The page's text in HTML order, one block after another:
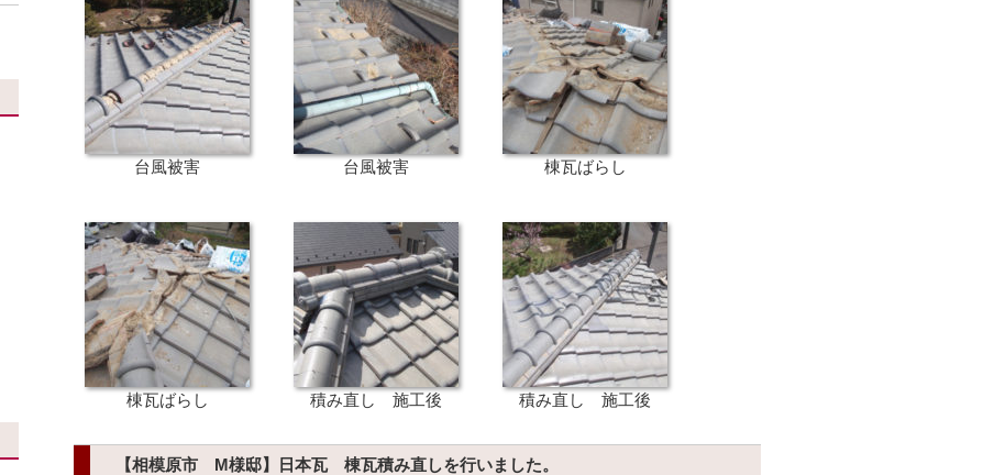
台風被害 台風被害 棟瓦ばらし
棟瓦ばらし 積み直し 施工後 積み直し 施工後
【相模原市 M様邸】日本瓦 棟瓦積み直しを行いました。